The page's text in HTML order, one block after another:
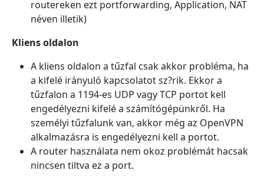
routereken ezt portforwarding, Application, NAT
néven illetik)
Kliens oldalon
A kliens oldalon a tűzfal csak akkor probléma, ha
a kifelé irányuló kapcsolatot sz?rik. Ekkor a
tűzfalon a 1194-es UDP vagy TCP portot kell
engedélyezni kifelé a számítógépünkről. Ha
személyi tűzfalunk van, akkor még az OpenVPN
alkalmazásra is engedélyezni kell a portot.
A router használata nem okoz problémát hacsak
nincsen tiltva ez a port.